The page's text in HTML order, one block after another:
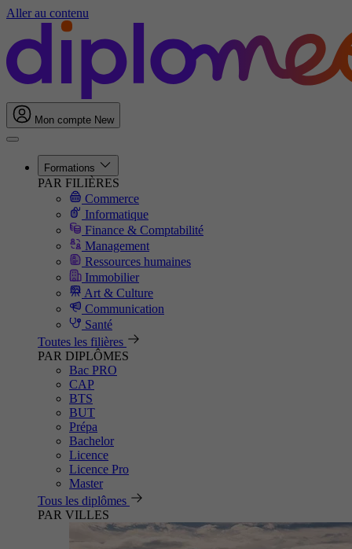
Aller au contenu
Mon compte New
Formations
PAR FILIÈRES
Commerce
Informatique
Finance & Comptabilité
Management
Ressources humaines
Immobilier
Art & Culture
Communication
Santé
Toutes les filières
PAR DIPLÔMES
Bac PRO
CAP
BTS
BUT
Prépa
Bachelor
Licence
Licence Pro
Master
Tous les diplômes
PAR VILLES